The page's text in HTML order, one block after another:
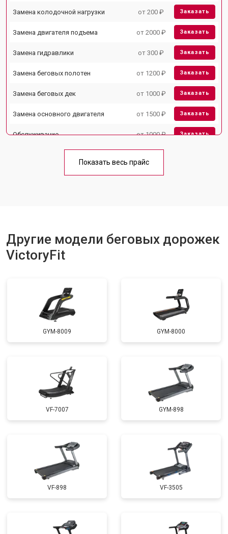
Замена колодочной нагрузки от 200 ₽ Заказать
Замена двигателя подъема от 2000 ₽ Заказать
Замена гидравлики от 300 ₽ Заказать
Замена беговых полотен от 1200 ₽ Заказать
Замена беговых дек от 1000 ₽ Заказать
Замена основного двигателя от 1500 ₽ Заказать
Обслуживание от 1000 ₽ Заказать
Замена блока питания от 1000 ₽
Показать весь прайс
Другие модели беговых дорожек
VictoryFit
GYM-8009 GYM-8000
VF-7007 GYM-898
VF-898 VF-3505